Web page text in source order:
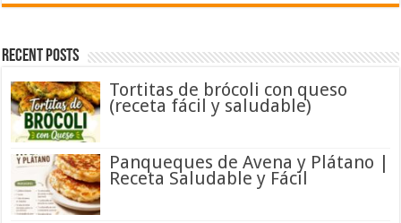
Recent Posts
Tortitas de brócoli con queso
(receta fácil y saludable)
Panqueques de Avena y Plátano |
Receta Saludable y Fácil